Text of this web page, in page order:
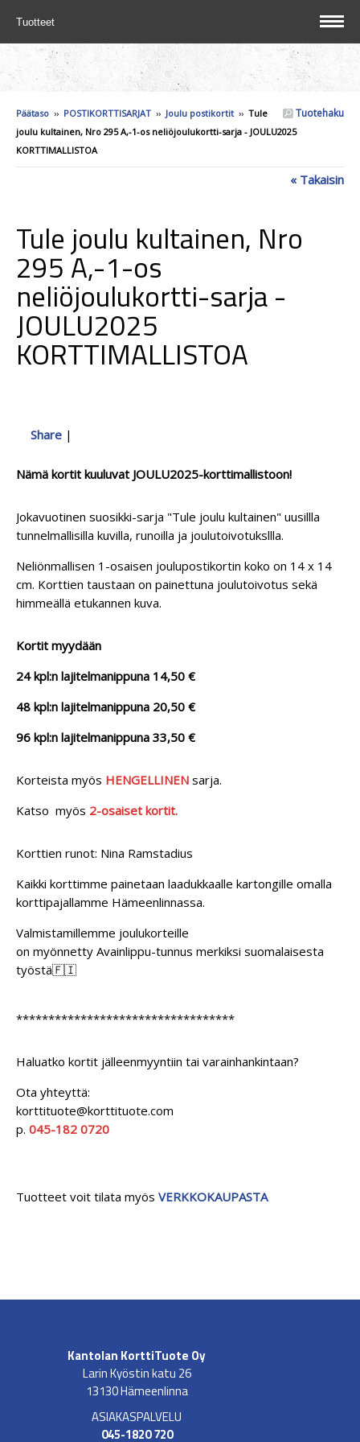
Tuotteet
Tuotehaku
Päätaso ›› POSTIKORTTISARJAT ›› Joulu postikortit›› Tule
joulu kultainen, Nro 295 A,-1-os neliöjoulukortti-sarja - JOULU2025
KORTTIMALLISTOA
« Takaisin
Tule joulu kultainen, Nro
295 A,-1-os
neliöjoulukortti-sarja -
JOULU2025
KORTTIMALLISTOA
Share |
Nämä kortit kuuluvat JOULU2025-korttimallistoon!
Jokavuotinen suosikki-sarja "Tule joulu kultainen" uusillla
tunnelmallisilla kuvilla, runoilla ja joulutoivotuksllla.
Neliönmallisen 1-osaisen joulupostikortin koko on 14 x 14
cm. Korttien taustaan on painettuna joulutoivotus sekä
himmeällä etukannen kuva.
Kortit myydään
24 kpl:n lajitelmanippuna 14,50 €
48 kpl:n lajitelmanippuna 20,50 €
96 kpl:n lajitelmanippuna 33,50 €
Korteista myös HENGELLINEN sarja.
Katso myös 2-osaiset kortit.
Korttien runot: Nina Ramstadius
Kaikki korttimme painetaan laadukkaalle kartongille omalla
korttipajallamme Hämeenlinnassa.
Valmistamillemme joulukorteille
on myönnetty Avainlippu-tunnus merkiksi suomalaisesta
työstä🇫🇮
**********************************
Haluatko kortit jälleenmyyntiin tai varainhankintaan?
Ota yhteyttä:
korttituote@korttituote.com
p. 045-182 0720
Tuotteet voit tilata myös VERKKOKAUPASTA
Kantolan KorttiTuote Oy
Larin Kyöstin katu 26
13130 Hämeenlinna
ASIAKASPALVELU
045-1820 720